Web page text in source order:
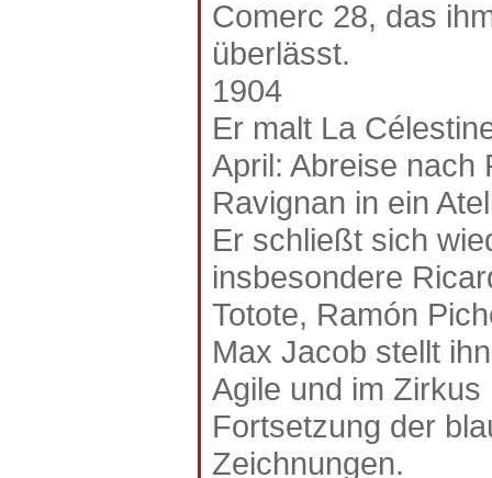
Comerc 28, das
überlässt.
1904
Er malt La
April: Abreise nach
Ravignan in ein
Er schließt sich
insbesondere
Totote, Ramón
Max Jacob stellt
Agile und im Zirkus
Fortsetzung der
Zeichnungen.